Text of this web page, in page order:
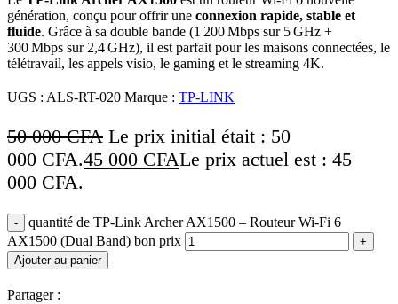
génération, conçu pour offrir une connexion rapide, stable et
fluide. Grâce à sa double bande (1 200 Mbps sur 5 GHz +
300 Mbps sur 2,4 GHz), il est parfait pour les maisons connectées, le
télétravail, les appels visio, le gaming et le streaming 4K.
UGS : ALS-RT-020 Marque : TP-LINK
50 000CFA Le prix initial était : 50
000 CFA.45 000 CFALe prix actuel est : 45
000 CFA.
quantité de TP‑Link Archer AX1500 – Routeur Wi‑Fi 6
AX1500 (Dual Band) bon prix
Ajouter au panier
Partager :